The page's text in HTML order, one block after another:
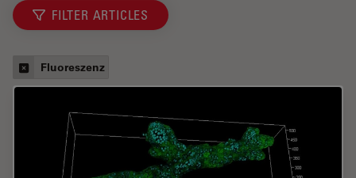
FILTER ARTICLES
Fluoreszenz